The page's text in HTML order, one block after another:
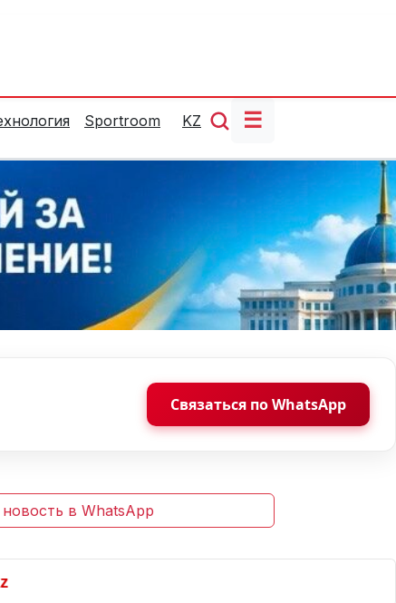
Sportroom KZ ☰
Связаться по WhatsApp
в WhatsApp